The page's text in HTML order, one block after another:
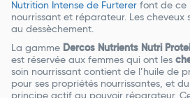
Nutrition Intense de Furterer font de ce
nourrissant et réparateur. Les cheveux
au dessèchement.
La gamme Dercos Nutrients Nutri
est réservée aux femmes qui ont les
soin nourrissant contient de l’huile de
pour ses propriétés nourrissantes, et